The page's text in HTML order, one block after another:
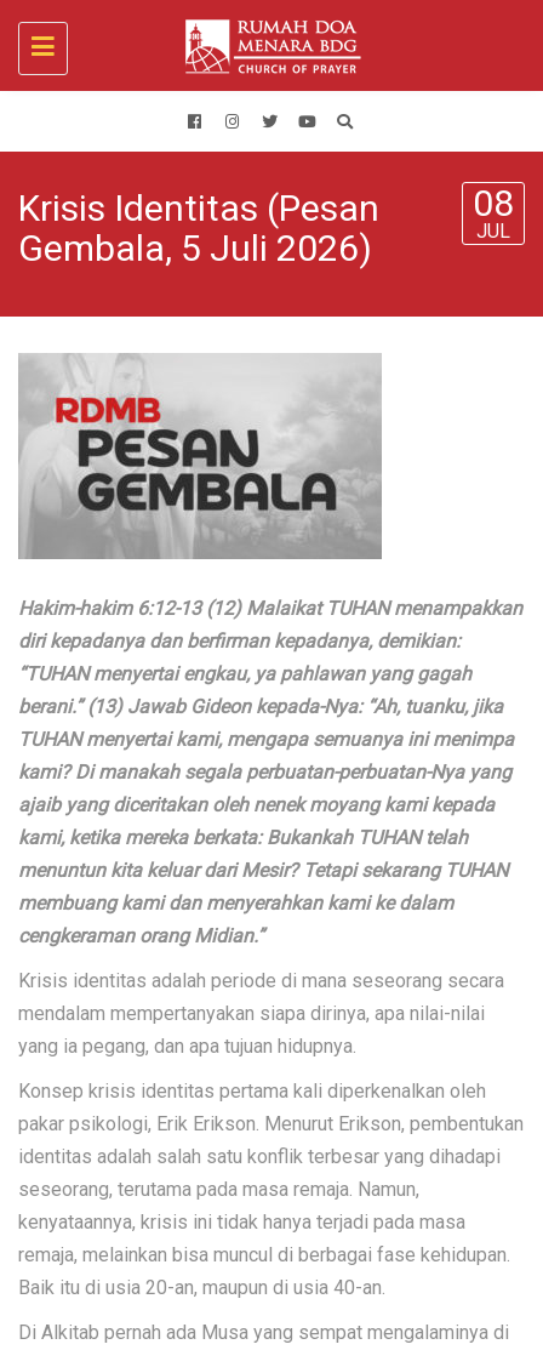
Toggle
navigation
Krisis Identitas (Pesan
Gembala, 5 Juli 2026)
08
JUL
Hakim-hakim 6:12-13 (12) Malaikat TUHAN menampakkan
diri kepadanya dan berfirman kepadanya, demikian:
“TUHAN menyertai engkau, ya pahlawan yang gagah
berani.” (13) Jawab Gideon kepada-Nya: “Ah, tuanku, jika
TUHAN menyertai kami, mengapa semuanya ini menimpa
kami? Di manakah segala perbuatan-perbuatan-Nya yang
ajaib yang diceritakan oleh nenek moyang kami kepada
kami, ketika mereka berkata: Bukankah TUHAN telah
menuntun kita keluar dari Mesir? Tetapi sekarang TUHAN
membuang kami dan menyerahkan kami ke dalam
cengkeraman orang Midian.”
Krisis identitas adalah periode di mana seseorang secara
mendalam mempertanyakan siapa dirinya, apa nilai-nilai
yang ia pegang, dan apa tujuan hidupnya.
Konsep krisis identitas pertama kali diperkenalkan oleh
pakar psikologi, Erik Erikson. Menurut Erikson, pembentukan
identitas adalah salah satu konflik terbesar yang dihadapi
seseorang, terutama pada masa remaja. Namun,
kenyataannya, krisis ini tidak hanya terjadi pada masa
remaja, melainkan bisa muncul di berbagai fase kehidupan.
Baik itu di usia 20-an, maupun di usia 40-an.
Di Alkitab pernah ada Musa yang sempat mengalaminya di